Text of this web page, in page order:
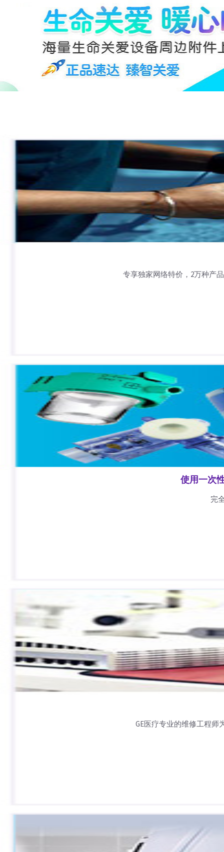
专享独家网络特价，2万种产
使用一次
完
GE医疗专业的维修工程